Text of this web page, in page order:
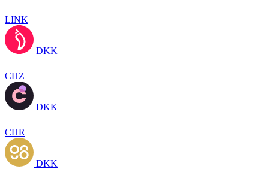
LINK
DKK
CHZ
DKK
CHR
DKK